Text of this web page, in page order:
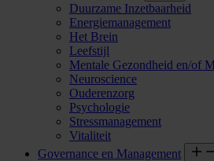
Duurzame Inzetbaarheid
Energiemanagement
Het Brein
Leefstijl
Mentale Gezondheid en/of
Neuroscience
Ouderenzorg
Psychologie
Stressmanagement
Vitaliteit
Governance en Management